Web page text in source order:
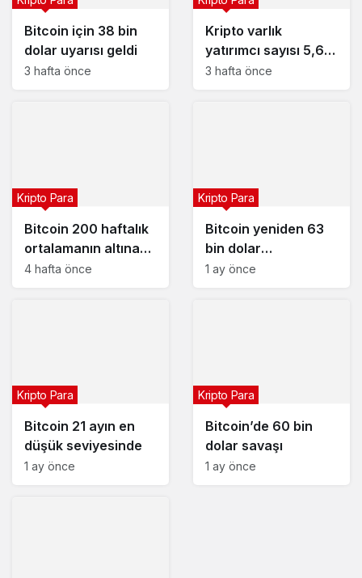
Bitcoin için 38 bin
dolar uyarısı geldi
3 hafta önce
Kripto varlık
yatırımcı sayısı 5,6
milyona ulaştı
3 hafta önce
Bitcoin 200 haftalık
ortalamanın altına
indi
Kripto Para
4 hafta önce
Bitcoin yeniden 63
bin dolar
seviyesinde
Kripto Para
1 ay önce
Bitcoin 21 ayın en
düşük seviyesinde
Kripto Para
1 ay önce
Bitcoin’de 60 bin
dolar savaşı
Kripto Para
1 ay önce